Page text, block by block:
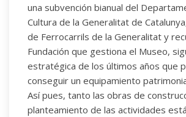
una subvención bianual del
Cultura de la Generalitat de
de Ferrocarrils de la Generalitat y
Fundación que gestiona el Museo,
estratégica de los últimos años que
conseguir un equipamiento
Así pues, tanto las obras de
planteamiento de las actividades